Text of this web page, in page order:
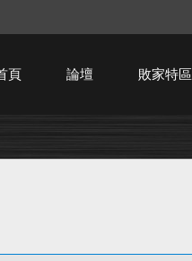
頁 論壇 敗家特區